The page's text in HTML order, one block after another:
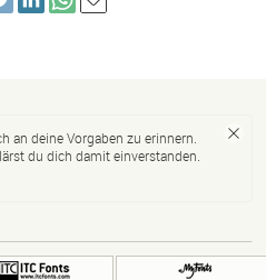
an deine Vorgaben zu erinnern.
du dich damit einverstanden.